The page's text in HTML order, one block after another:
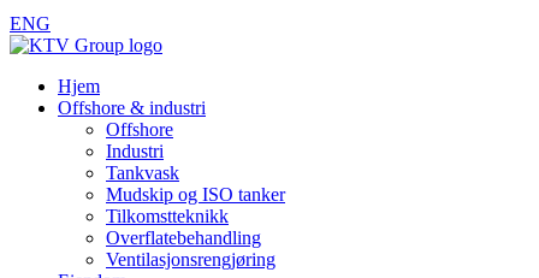
ENG
Hjem
Offshore & industri
Offshore
Industri
Tankvask
Mudskip og ISO tanker
Tilkomstteknikk
Overflatebehandling
Ventilasjonsrengjøring